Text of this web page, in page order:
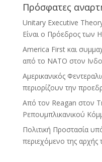
Πρόσφατες
Unitary Executive
Είναι ο Πρόεδρος των
America First και
από το ΝΑΤΟ στον
Αμερικανικός
περιορίζουν την
Από τον Reagan στον
Ρεπουμπλικανικού
Πολιτική Προστασία
περιεχόμενο της